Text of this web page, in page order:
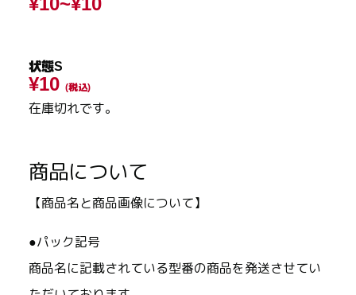
状態S
¥10 (税込)
在庫切れです。
商品について
【商品名と商品画像について】
●パック記号
商品名に記載されている型番の商品を発送させてい